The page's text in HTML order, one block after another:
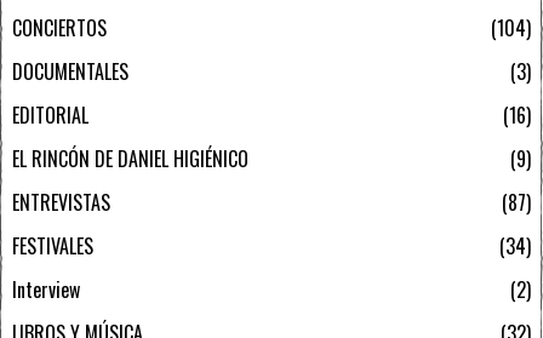
CONCIERTOS
104
DOCUMENTALES
3
EDITORIAL
16
EL RINCÓN DE DANIEL HIGIÉNICO
9
ENTREVISTAS
87
FESTIVALES
34
Interview
2